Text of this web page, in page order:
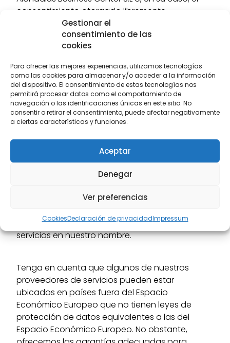
Gestionar el
consentimiento de las
cookies
Para ofrecer las mejores experiencias, utilizamos tecnologías
como las cookies para almacenar y/o acceder a la información
del dispositivo. El consentimiento de estas tecnologías nos
permitirá procesar datos como el comportamiento de
navegación o las identificaciones únicas en este sitio. No
consentir o retirar el consentimiento, puede afectar negativamente
a ciertas características y funciones.
Aceptar
Denegar
Ver preferencias
CookiesDeclaración de privacidadImpressum
consentimiento otorgado libremente.
El Usuario debe notificar a Alandalus Business
produzca en los datos facilitados, respondiendo
en cualquier caso de la veracidad y exactitud
de los mismos. Alandalus Business Center S.L se
compromete a tener implementadas las
medidas de seguridad que correspondan para
garantizar un nivel de seguridad adecuado en
virtud de la normativa aplicable en cada
podemos compartir la información
con proveedores de servicios que prestan
servicios en nuestro nombre.
Tenga en cuenta que algunos de nuestros
proveedores de servicios pueden estar
ubicados en países fuera del Espacio
Económico Europeo que no tienen leyes de
protección de datos equivalentes a las del
Espacio Económico Europeo. No obstante,